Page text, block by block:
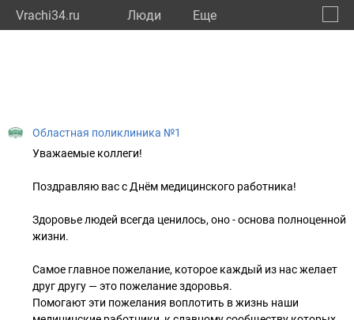
Vrachi34.ru Люди Eще
Областная поликлиника №1
Уважаемые коллеги!
Поздравляю вас с Днём медицинского работника!
Здоровье людей всегда ценилось, оно - основа полноценной
жизни.
Самое главное пожелание, которое каждый из нас желает
друг другу — это пожелание здоровья.
Помогают эти пожелания воплотить в жизнь наши